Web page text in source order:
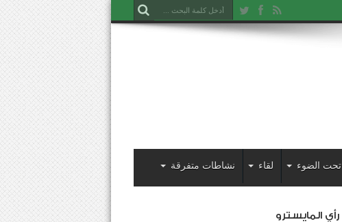
تحت الضوء لقاء نشاطات متفرقة
رأي المايسترو